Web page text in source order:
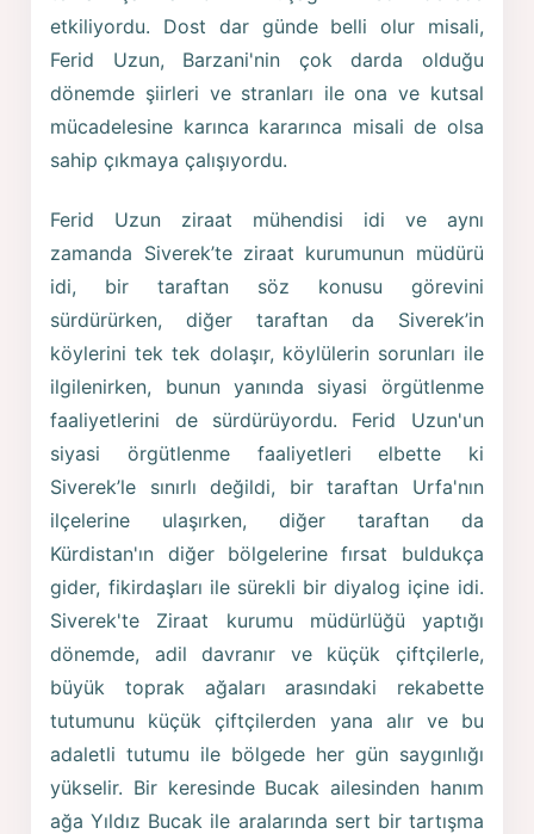
etkiliyordu. Dost dar günde belli olur misali,
Ferid Uzun, Barzani'nin çok darda olduğu
dönemde şiirleri ve stranları ile ona ve kutsal
mücadelesine karınca kararınca misali de olsa
sahip çıkmaya çalışıyordu.
Ferid Uzun ziraat mühendisi idi ve aynı
zamanda Siverek’te ziraat kurumunun müdürü
idi, bir taraftan söz konusu görevini
sürdürürken, diğer taraftan da Siverek’in
köylerini tek tek dolaşır, köylülerin sorunları ile
ilgilenirken, bunun yanında siyasi örgütlenme
faaliyetlerini de sürdürüyordu. Ferid Uzun'un
siyasi örgütlenme faaliyetleri elbette ki
Siverek’le sınırlı değildi, bir taraftan Urfa'nın
ilçelerine ulaşırken, diğer taraftan da
Kürdistan'ın diğer bölgelerine fırsat buldukça
gider, fikirdaşları ile sürekli bir diyalog içine idi.
Siverek'te Ziraat kurumu müdürlüğü yaptığı
dönemde, adil davranır ve küçük çiftçilerle,
büyük toprak ağaları arasındaki rekabette
tutumunu küçük çiftçilerden yana alır ve bu
adaletli tutumu ile bölgede her gün saygınlığı
yükselir. Bir keresinde Bucak ailesinden hanım
ağa Yıldız Bucak ile aralarında sert bir tartışma